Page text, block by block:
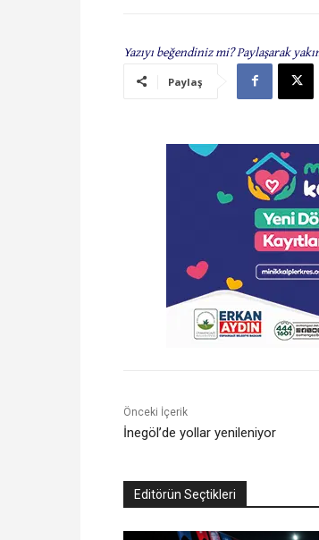
Yazıyı beğendiniz mi? Paylaşarak
Paylaş
Önceki İçerik
İnegöl’de yollar yenileniyor
Editörün Seçtikleri